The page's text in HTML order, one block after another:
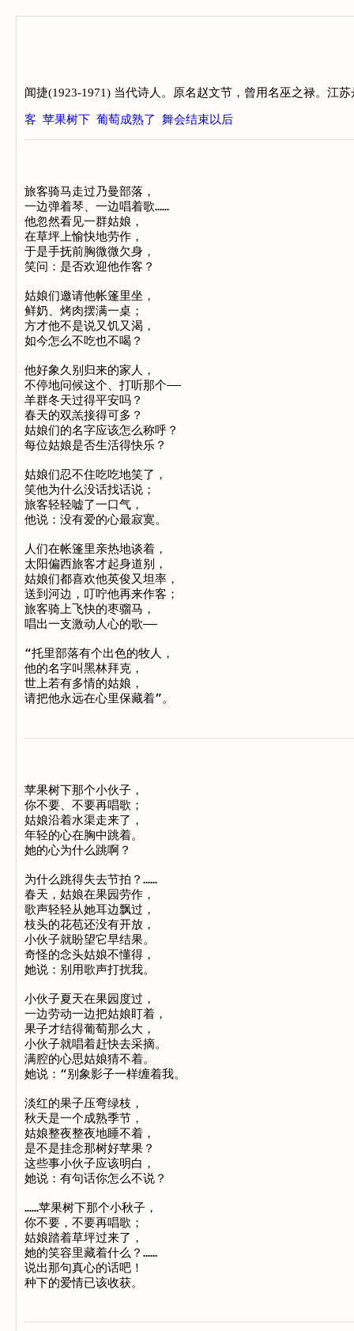
闻捷(1923-1971) 当代诗人。原名赵文节，曾用名巫之禄。江
客 苹果树下 葡萄成熟了 舞会结束以后
旅客骑马走过乃曼部落，
一边弹着琴、一边唱着歌……
他忽然看见一群姑娘，
在草坪上愉快地劳作，
于是手抚前胸微微欠身，
笑问：是否欢迎他作客？
姑娘们邀请他帐篷里坐，
鲜奶、烤肉摆满一桌；
方才他不是说又饥又渴，
如今怎么不吃也不喝？
他好象久别归来的家人，
不停地问候这个、打听那个——
羊群冬天过得平安吗？
春天的双羔接得可多？
姑娘们的名字应该怎么称呼？
每位姑娘是否生活得快乐？
姑娘们忍不住吃吃地笑了，
笑他为什么没话找话说；
旅客轻轻嘘了一口气，
他说：没有爱的心最寂寞。
人们在帐篷里亲热地谈着，
太阳偏西旅客才起身道别，
姑娘们都喜欢他英俊又坦率，
送到河边，叮咛他再来作客；
旅客骑上飞快的枣骝马，
唱出一支激动人心的歌——
“托里部落有个出色的牧人，
他的名字叫黑林拜克，
世上若有多情的姑娘，
苹果树下那个小伙子，
你不要、不要再唱歌；
姑娘沿着水渠走来了，
年轻的心在胸中跳着。
她的心为什么跳啊？
为什么跳得失去节拍？……
春天，姑娘在果园劳作，
歌声轻轻从她耳边飘过，
枝头的花苞还没有开放，
小伙子就盼望它早结果。
奇怪的念头姑娘不懂得，
她说：别用歌声打扰我。
小伙子夏天在果园度过，
一边劳动一边把姑娘盯着，
果子才结得葡萄那么大，
小伙子就唱着赶快去采摘。
满腔的心思姑娘猜不着。
她说：“别象影子一样缠着我。
淡红的果子压弯绿枝，
秋天是一个成熟季节，
姑娘整夜整夜地睡不着，
是不是挂念那树好苹果？
这些事小伙子应该明白，
她说：有句话你怎么不说？
……苹果树下那个小秋子，
你不要，不要再唱歌；
姑娘踏着草坪过来了，
她的笑容里藏着什么？……
说出那句真心的话吧！